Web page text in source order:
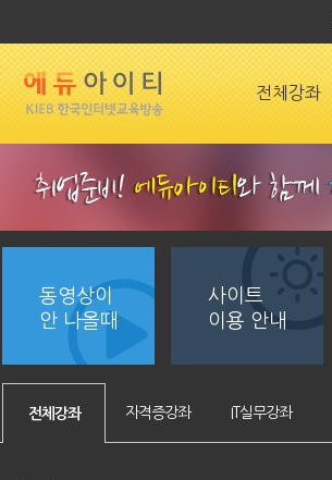
전체강좌
동영상이
안 나올때
사이트
이용 안내
전체강좌 자격증강좌 IT실무강좌